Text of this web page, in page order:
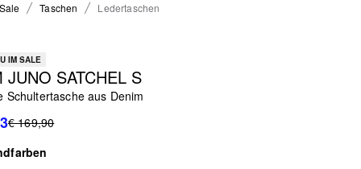
Sale Taschen Ledertaschen
IM SALE
JUNO SATCHEL S
Schultertasche aus Denim
€ 169,90